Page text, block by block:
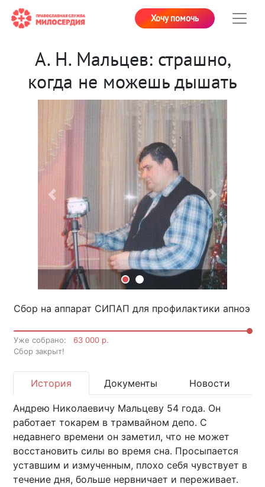
Хочу помочь
А. Н. Мальцев: страшно,
когда не можешь дышать
Previous Next
Сбор на аппарат СИПАП для профилактики апноэ
Уже собрано:
63 000 р.
Cбор закрыт!
История Документы Новости
Андрею Николаевичу Мальцеву 54 года. Он
работает токарем в трамвайном депо. С
недавнего времени он заметил, что не может
восстановить силы во время сна. Просыпается
уставшим и измученным, плохо себя чувствует в
течение дня, больше нервничает и переживает.